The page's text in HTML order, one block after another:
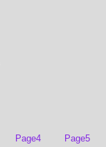
Page4 Page5